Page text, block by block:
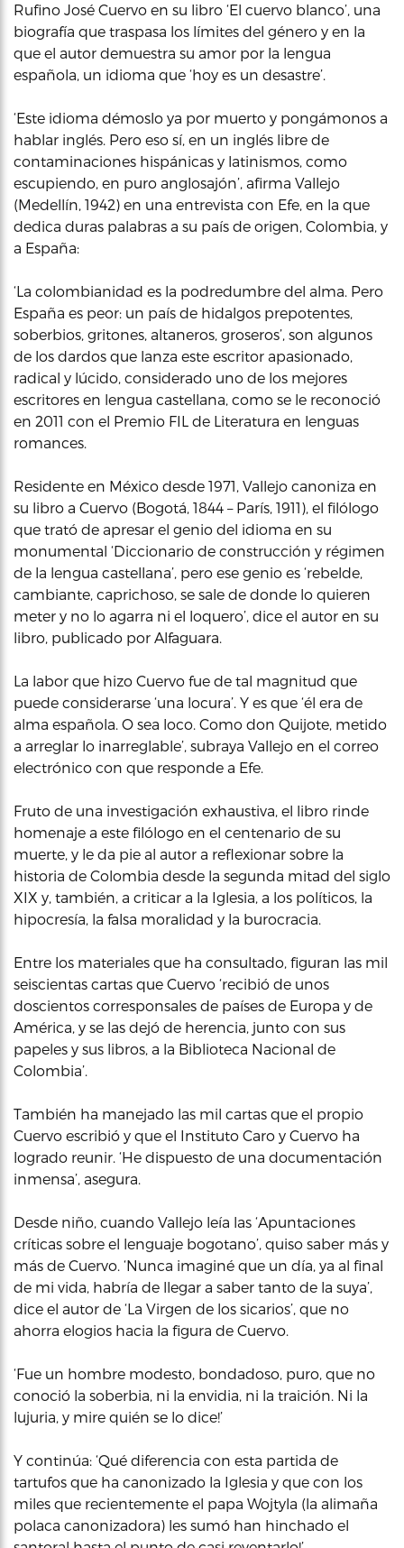
Rufino José Cuervo en su libro ‘El cuervo blanco’, una
biografía que traspasa los límites del género y en la
que el autor demuestra su amor por la lengua
española, un idioma que ‘hoy es un desastre’.
‘Este idioma démoslo ya por muerto y pongámonos a
hablar inglés. Pero eso sí, en un inglés libre de
contaminaciones hispánicas y latinismos, como
escupiendo, en puro anglosajón’, afirma Vallejo
(Medellín, 1942) en una entrevista con Efe, en la que
dedica duras palabras a su país de origen, Colombia, y
a España:
‘La colombianidad es la podredumbre del alma. Pero
España es peor: un país de hidalgos prepotentes,
soberbios, gritones, altaneros, groseros’, son algunos
de los dardos que lanza este escritor apasionado,
radical y lúcido, considerado uno de los mejores
escritores en lengua castellana, como se le reconoció
en 2011 con el Premio FIL de Literatura en lenguas
romances.
Residente en México desde 1971, Vallejo canoniza en
su libro a Cuervo (Bogotá, 1844 – París, 1911), el filólogo
que trató de apresar el genio del idioma en su
monumental ‘Diccionario de construcción y régimen
de la lengua castellana’, pero ese genio es ‘rebelde,
cambiante, caprichoso, se sale de donde lo quieren
meter y no lo agarra ni el loquero’, dice el autor en su
libro, publicado por Alfaguara.
La labor que hizo Cuervo fue de tal magnitud que
puede considerarse ‘una locura’. Y es que ‘él era de
alma española. O sea loco. Como don Quijote, metido
a arreglar lo inarreglable’, subraya Vallejo en el correo
electrónico con que responde a Efe.
Fruto de una investigación exhaustiva, el libro rinde
homenaje a este filólogo en el centenario de su
muerte, y le da pie al autor a reflexionar sobre la
historia de Colombia desde la segunda mitad del siglo
XIX y, también, a criticar a la Iglesia, a los políticos, la
hipocresía, la falsa moralidad y la burocracia.
Entre los materiales que ha consultado, figuran las mil
seiscientas cartas que Cuervo ‘recibió de unos
doscientos corresponsales de países de Europa y de
América, y se las dejó de herencia, junto con sus
papeles y sus libros, a la Biblioteca Nacional de
Colombia’.
También ha manejado las mil cartas que el propio
Cuervo escribió y que el Instituto Caro y Cuervo ha
logrado reunir. ‘He dispuesto de una documentación
inmensa’, asegura.
Desde niño, cuando Vallejo leía las ‘Apuntaciones
críticas sobre el lenguaje bogotano’, quiso saber más y
más de Cuervo. ‘Nunca imaginé que un día, ya al final
de mi vida, habría de llegar a saber tanto de la suya’,
dice el autor de ‘La Virgen de los sicarios’, que no
ahorra elogios hacia la figura de Cuervo.
‘Fue un hombre modesto, bondadoso, puro, que no
conoció la soberbia, ni la envidia, ni la traición. Ni la
lujuria, y mire quién se lo dice!’
Y continúa: ‘Qué diferencia con esta partida de
tartufos que ha canonizado la Iglesia y que con los
miles que recientemente el papa Wojtyla (la alimaña
polaca canonizadora) les sumó han hinchado el